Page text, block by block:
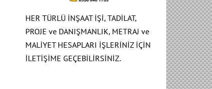
HER TÜRLÜ İNŞAAT İŞİ, TADİLAT,
PROJE ve DANIŞMANLIK, METRAJ ve
MALİYET HESAPLARI İŞLERİNİZ İÇİN
İLETİŞİME GEÇEBİLİRSİNİZ.